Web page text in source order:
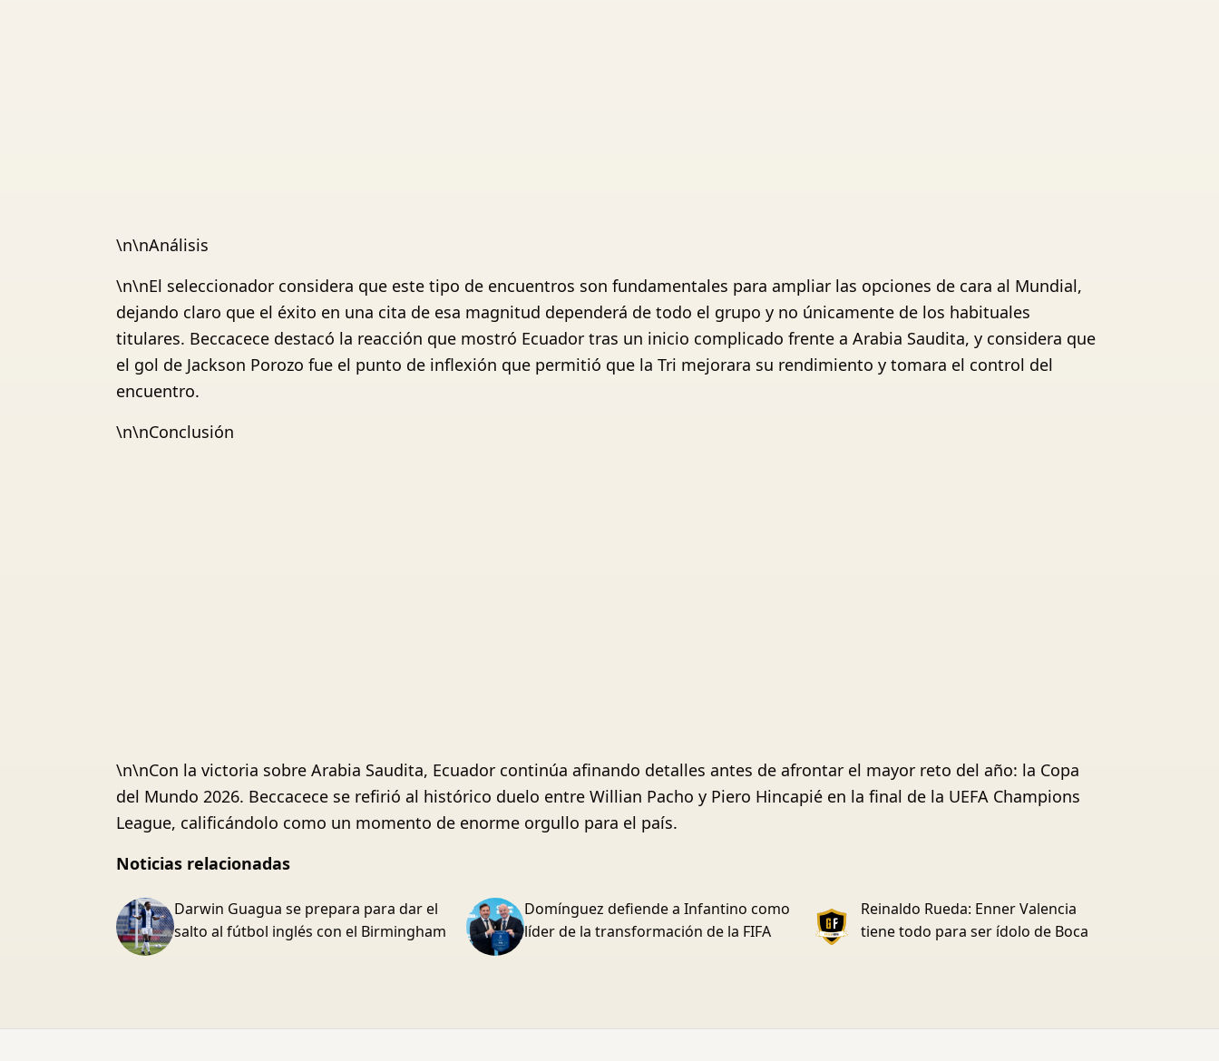
\n\nAnálisis
\n\nEl seleccionador considera que este tipo de encuentros son fundamentales para ampliar las opciones de cara al Mundial,
dejando claro que el éxito en una cita de esa magnitud dependerá de todo el grupo y no únicamente de los habituales
titulares. Beccacece destacó la reacción que mostró Ecuador tras un inicio complicado frente a Arabia Saudita, y considera que
el gol de Jackson Porozo fue el punto de inflexión que permitió que la Tri mejorara su rendimiento y tomara el control del
encuentro.
\n\nConclusión
\n\nCon la victoria sobre Arabia Saudita, Ecuador continúa afinando detalles antes de afrontar el mayor reto del año: la Copa
del Mundo 2026. Beccacece se refirió al histórico duelo entre Willian Pacho y Piero Hincapié en la final de la UEFA Champions
League, calificándolo como un momento de enorme orgullo para el país.
Noticias relacionadas
Darwin Guagua se prepara para dar el
salto al fútbol inglés con el Birmingham
Domínguez defiende a Infantino como
líder de la transformación de la FIFA
Reinaldo Rueda: Enner Valencia
tiene todo para ser ídolo de Boca